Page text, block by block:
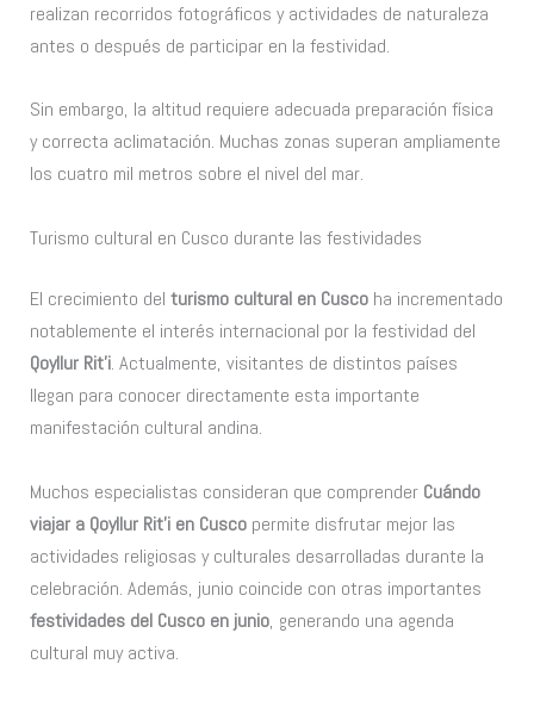
realizan recorridos fotográficos y actividades de naturaleza
antes o después de participar en la festividad.
Sin embargo, la altitud requiere adecuada preparación física
y correcta aclimatación. Muchas zonas superan ampliamente
los cuatro mil metros sobre el nivel del mar.
Turismo cultural en Cusco durante las festividades
El crecimiento delturismo cultural en Cusco ha incrementado
notablemente el interés internacional por la festividad del
Qoyllur Rit’i. Actualmente, visitantes de distintos países
llegan para conocer directamente esta importante
manifestación cultural andina.
Muchos especialistas consideran que comprender Cuándo
viajar a Qoyllur Rit’i en Cusco permite disfrutar mejor las
actividades religiosas y culturales desarrolladas durante la
celebración. Además, junio coincide con otras importantes
festividades del Cusco en junio, generando una agenda
cultural muy activa.